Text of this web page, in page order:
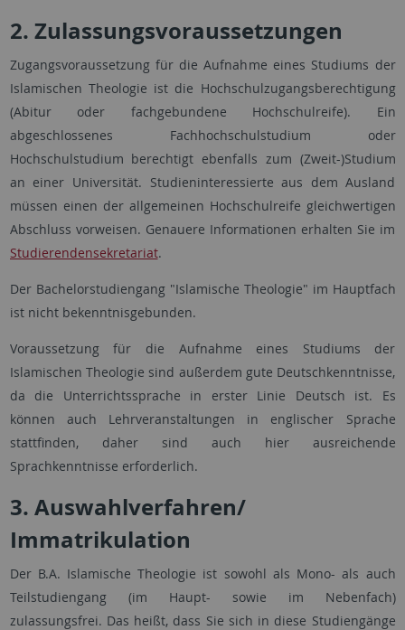
2. Zulassungsvoraussetzungen
Zugangsvoraussetzung für die Aufnahme eines Studiums der
Islamischen Theologie ist die Hochschulzugangsberechtigung
(Abitur oder fachgebundene Hochschulreife). Ein
abgeschlossenes Fachhochschulstudium oder
Hochschulstudium berechtigt ebenfalls zum (Zweit-)Studium
an einer Universität. Studieninteressierte aus dem Ausland
müssen einen der allgemeinen Hochschulreife gleichwertigen
Abschluss vorweisen. Genauere Informationen erhalten Sie im
Studierendensekretariat.
Der Bachelorstudiengang "Islamische Theologie" im Hauptfach
ist nicht bekenntnisgebunden.
Voraussetzung für die Aufnahme eines Studiums der
Islamischen Theologie sind außerdem gute Deutschkenntnisse,
da die Unterrichtssprache in erster Linie Deutsch ist. Es
können auch Lehrveranstaltungen in englischer Sprache
stattfinden, daher sind auch hier ausreichende
Sprachkenntnisse erforderlich.
3. Auswahlverfahren/
Immatrikulation
Der B.A. Islamische Theologie ist sowohl als Mono- als auch
Teilstudiengang (im Haupt- sowie im Nebenfach)
zulassungsfrei. Das heißt, dass Sie sich in diese Studiengänge